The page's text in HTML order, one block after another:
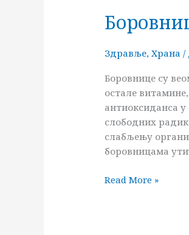
Здравље,Храна /
Боровнице су
остале
антиоксиданса
слободних
слабљењу
боровницама
Read More »